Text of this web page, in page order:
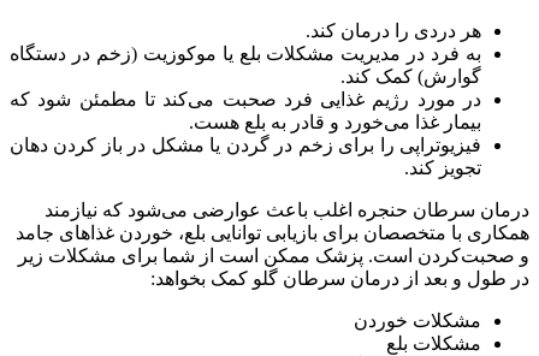
هر دردی را درمان کند.
به فرد در مدیریت مشکلات بلع یا موکوزیت (زخم در دستگاه
گوارش) کمک کند.
در مورد رژیم غذایی فرد صحبت می‌کند تا مطمئن شود که
بیمار غذا می‌خورد و قادر به بلع هست.
فیزیوتراپی را برای زخم در گردن یا مشکل در باز کردن دهان
تجویز کند.
درمان سرطان حنجره اغلب باعث عوارضی می‌شود که نیازمند
همکاری با متخصصان برای بازیابی توانایی بلع، خوردن غذاهای جامد
و صحبت‌کردن است. پزشک ممکن است از شما برای مشکلات زیر
در طول و بعد از درمان سرطان گلو کمک بخواهد:
مشکلات خوردن
مشکلات بلع